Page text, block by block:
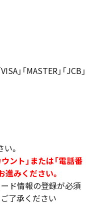
」「MASTER」「JCB」
。
ント」または「電話番
進みください。
ド情報の登録が必須
了承ください